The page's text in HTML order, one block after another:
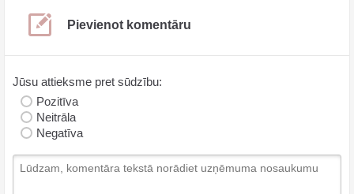
Pievienot komentāru
Jūsu attieksme pret sūdzību:
Pozitīva
Neitrāla
Negatīva